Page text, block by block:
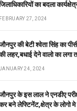
का बदला
FEBRUARY 27, 2024
की बेटी श्वेता सिंह का
लहर,बधाई देने वालो का लगा
24, 2024
के इस लाल ने एनडीए
बने लेफ्टिनेंट,क्षेत्र के लोगो